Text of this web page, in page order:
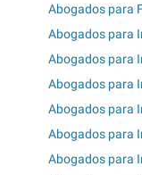
Abogados para
Abogados para
Abogados para
Abogados para
Abogados para
Abogados para
Abogados para